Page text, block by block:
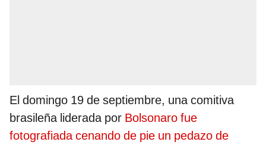
El domingo 19 de septiembre, una comitiva
brasileña liderada por Bolsonaro fue
fotografiada cenando de pie un pedazo de